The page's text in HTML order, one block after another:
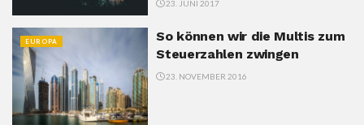
23. JUNI 2017
EUROPA
So können wir die Multis zum
Steuerzahlen zwingen
23. NOVEMBER 2016